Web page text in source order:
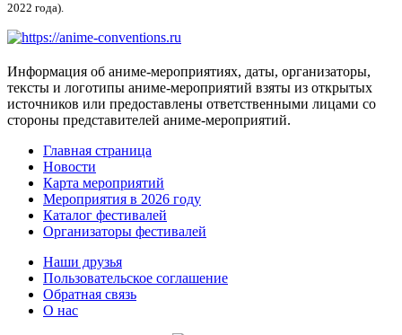
2022 года).
Информация об аниме-мероприятиях, даты, организаторы,
тексты и логотипы аниме-мероприятий взяты из открытых
источников или предоставлены ответственными лицами со
стороны представителей аниме-мероприятий.
Главная страница
Новости
Карта мероприятий
Мероприятия в 2026 году
Каталог фестивалей
Организаторы фестивалей
Наши друзья
Пользовательское соглашение
Обратная связь
О нас